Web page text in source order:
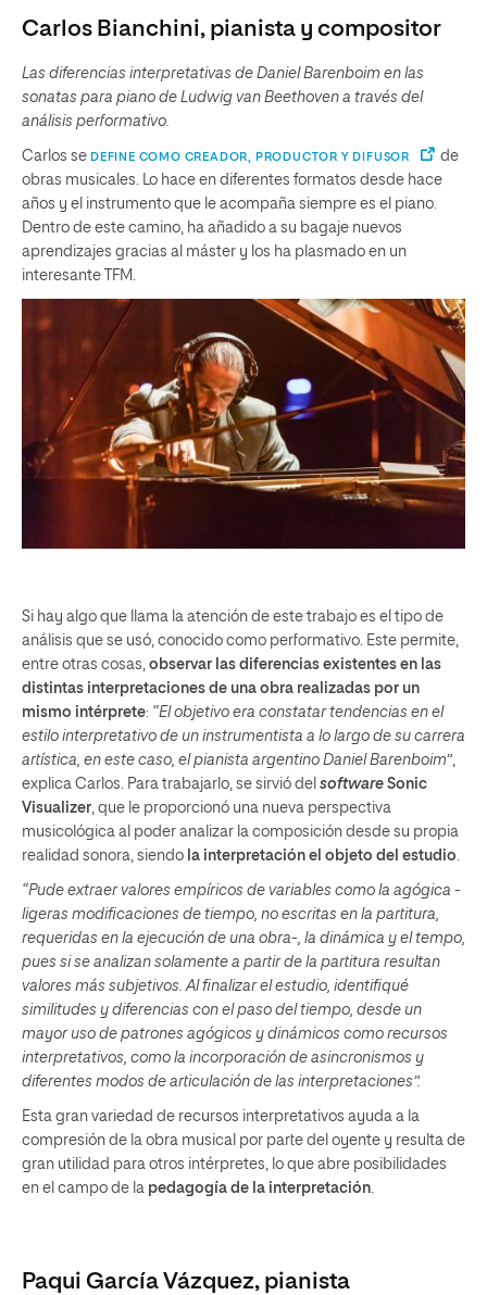
Carlos Bianchini, pianista y compositor
Las diferencias interpretativas de Daniel Barenboim en las
sonatas para piano de Ludwig van Beethoven a través del
análisis performativo.
Carlos se DEFINE COMO CREADOR, PRODUCTOR Y DIFUSOR
de
obras musicales. Lo hace en diferentes formatos desde hace
años y el instrumento que le acompaña siempre es el piano.
Dentro de este camino, ha añadido a su bagaje nuevos
aprendizajes gracias al máster y los ha plasmado en un
interesante TFM.
Si hay algo que llama la atención de este trabajo es el tipo de
análisis que se usó, conocido como performativo. Este permite,
entre otras cosas, observar las diferencias existentes en las
distintas interpretaciones de una obra realizadas por un
mismo intérprete: “El objetivo era constatar tendencias en el
estilo interpretativo de un instrumentista a lo largo de su carrera
artística, en este caso, el pianista argentino Daniel Barenboim”
explica Carlos. Para trabajarlo, se sirvió del software Sonic
Visualizer , que le proporcionó una nueva perspectiva
musicológica al poder analizar la composición desde su propia
realidad sonora, siendo la interpretación el objeto del estudio
“Pude extraer valores empíricos de variables como la agógica -
ligeras modificaciones de tiempo, no escritas en la partitura,
requeridas en la ejecución de una obra-, la dinámica y el tempo,
pues si se analizan solamente a partir de la partitura resultan
valores más subjetivos. Al finalizar el estudio, identifiqué
similitudes y diferencias con el paso del tiempo, desde un
mayor uso de patrones agógicos y dinámicos como recursos
interpretativos, como la incorporación de asincronismos y
diferentes modos de articulación de las interpretaciones”.
Esta gran variedad de recursos interpretativos ayuda a la
compresión de la obra musical por parte del oyente y resulta de
gran utilidad para otros intérpretes, lo que abre posibilidades
en el campo de la pedagogía de la interpretación
Paqui García Vázquez, pianista